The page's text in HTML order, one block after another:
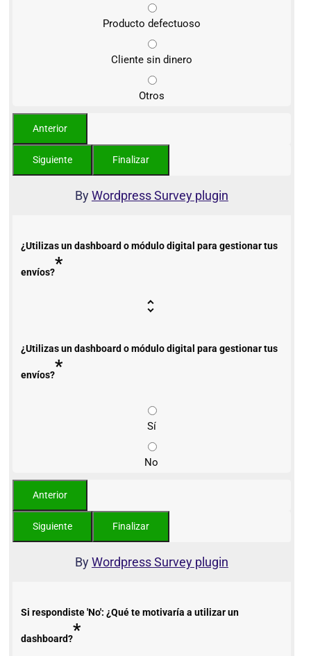
Producto defectuoso
Cliente sin dinero
Otros
ByWordpress Survey plugin
¿Utilizas un dashboard o módulo digital para gestionar tus
envíos?*
¿Utilizas un dashboard o módulo digital para gestionar tus
envíos?*
Sí
No
ByWordpress Survey plugin
Si respondiste 'No': ¿Qué te motivaría a utilizar un
dashboard?*